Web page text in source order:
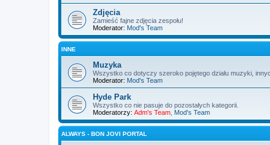
Zdjęcia
Zamieść fajne zdjęcia zespołu!
Moderator: Mod's Team
INNE
Muzyka
Wszystko co dotyczy szeroko pojętego działu muzyki,
Moderator: Mod's Team
Hyde Park
Wszystko co nie pasuje do pozostałych kategorii.
Moderatorzy: Adm's Team Mod's Team
ALWAYS - BON JOVI PORTAL